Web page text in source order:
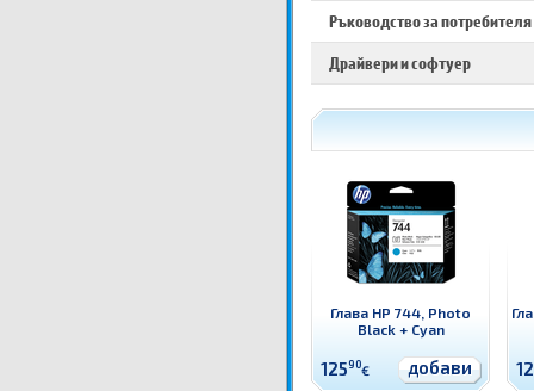
Ръководство за потребителя
Драйвери и софтуер
Глава HP 744, Photo
Black + Cyan
12590€ добави